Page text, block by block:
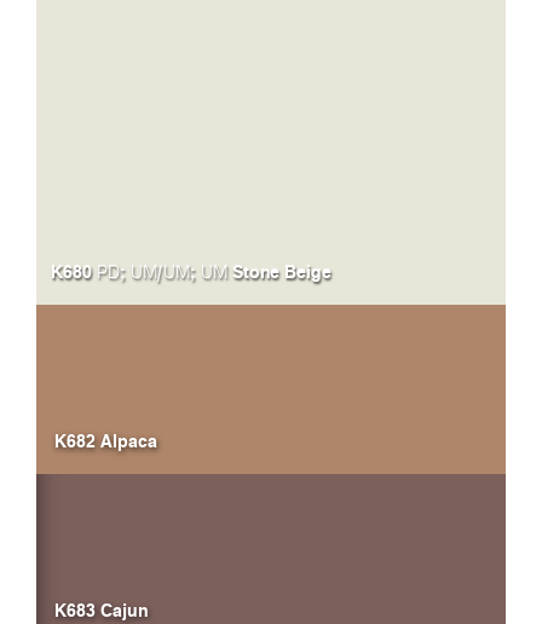
K680 PD; UM/UM; UMStone Beige
K682 Alpaca
K683 Cajun